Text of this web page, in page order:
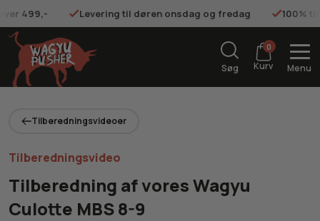
499,- Levering til døren onsdag og fredag 100%
Søg
0
Kurv Menu
Tilberedningsvideoer
Tilberedningsvideo
Tilberedning af vores Wagyu
Culotte MBS 8-9